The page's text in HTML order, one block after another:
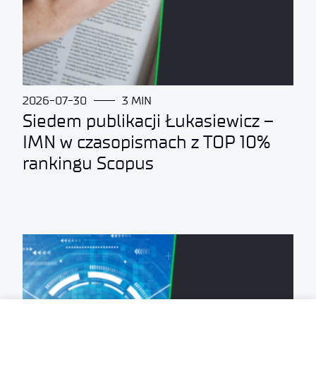
2026-07-30 3 MIN
Siedem publikacji Łukasiewicz –
IMN w czasopismach z TOP 10%
rankingu Scopus